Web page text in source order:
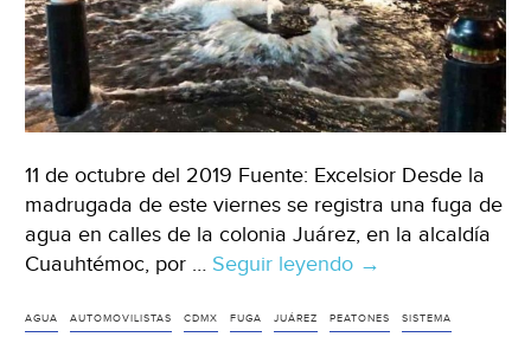
11 de octubre del 2019 Fuente: Excelsior Desde la
madrugada de este viernes se registra una fuga de
agua en calles de la colonia Juárez, en la alcaldía
Cuauhtémoc, por … Seguir leyendo CDMX:
desperdicia
→
AGUA AUTOMOVILISTAS CDMX FUGA JUÁREZ PEATONES SISTEMA